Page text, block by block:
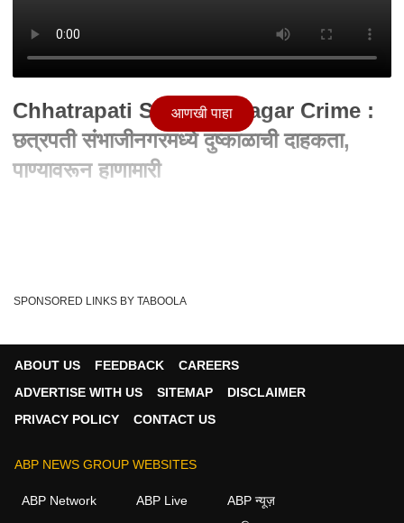
Chhatrapati Sambhajinagar Crime :
छत्रपती संभाजीनगरमध्ये दुष्काळाची दाहकता,
पाण्यावरून हाणामारी
मराठ...see more
ABP Majha
Chhatrapati Sambhajinagar
आणखी पाहा
SPONSORED LINKS BY TABOOLA
ABOUT US FEEDBACK
CAREERS
ADVERTISE WITH US
SITEMAP
DISCLAIMER
PRIVACY POLICY
CONTACT US
ABP NEWS GROUP WEBSITES
ABP Network ABP Live
ABP न्यूज़